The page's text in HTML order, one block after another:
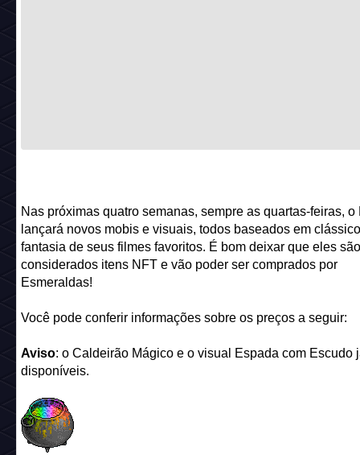
Nas próximas quatro semanas, sempre as quartas-feiras, o
lançará novos mobis e visuais, todos baseados em
fantasia de seus filmes favoritos. É bom deixar que eles são
considerados itens NFT e vão poder ser comprados por
Esmeraldas!
Você pode conferir informações sobre os preços a seguir:
Aviso: o Caldeirão Mágico e o visual Espada com Escudo
disponíveis.